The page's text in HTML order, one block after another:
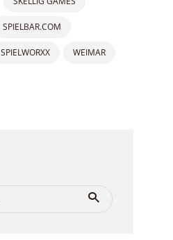
SPIELBAR.COM
SPIELWORXX WEIMAR